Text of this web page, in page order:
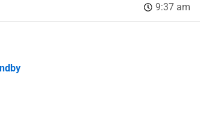
9:37 am